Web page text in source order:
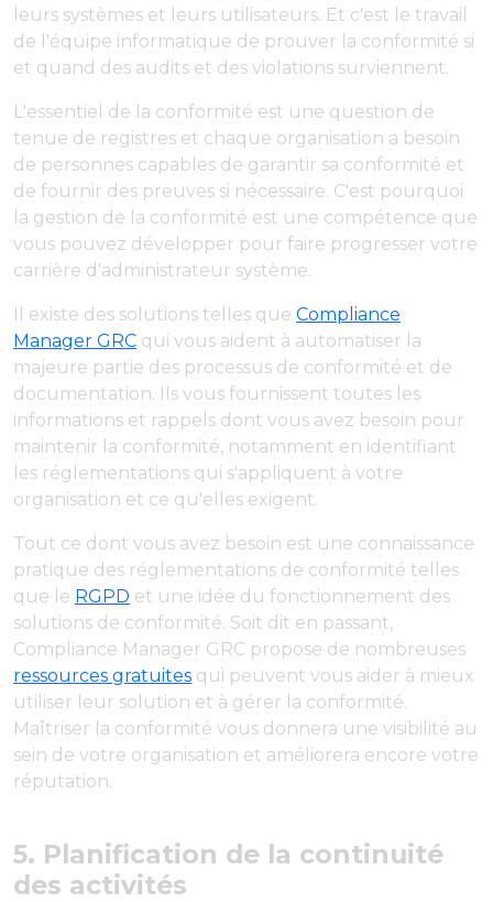
leurs systèmes et leurs utilisateurs. Et c'est le travail
de l'équipe informatique de prouver la conformité si
et quand des audits et des violations surviennent.
L'essentiel de la conformité est une question de
tenue de registres et chaque organisation a besoin
de personnes capables de garantir sa conformité et
de fournir des preuves si nécessaire. C'est pourquoi
la gestion de la conformité est une compétence que
vous pouvez développer pour faire progresser votre
carrière d'administrateur système.
Il existe des solutions telles que Compliance
Manager GRC qui vous aident à automatiser la
majeure partie des processus de conformité et de
documentation. Ils vous fournissent toutes les
informations et rappels dont vous avez besoin pour
maintenir la conformité, notamment en identifiant
les réglementations qui s'appliquent à votre
organisation et ce qu'elles exigent.
Tout ce dont vous avez besoin est une connaissance
pratique des réglementations de conformité telles
que le RGPD et une idée du fonctionnement des
solutions de conformité. Soit dit en passant,
Compliance Manager GRC propose de nombreuses
ressources gratuites qui peuvent vous aider à mieux
utiliser leur solution et à gérer la conformité.
Maîtriser la conformité vous donnera une visibilité au
sein de votre organisation et améliorera encore votre
réputation.
5. Planification de la continuité
des activités